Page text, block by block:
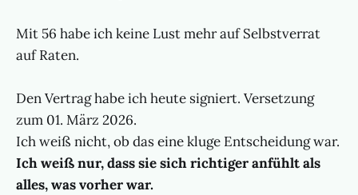
Mit 56 habe ich keine Lust mehr auf Selbstverrat
auf Raten.
Den Vertrag habe ich heute signiert. Versetzung
zum 01. März 2026.
Ich weiß nicht, ob das eine kluge Entscheidung war.
Ich weiß nur, dass sie sich richtiger anfühlt als
alles, was vorher war.